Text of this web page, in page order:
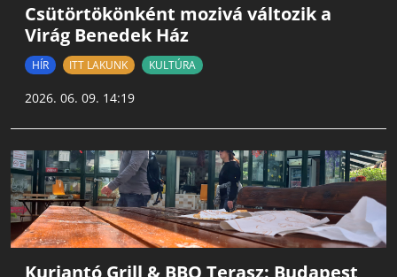
Csütörtökönként mozivá változik a
Virág Benedek Ház
HÍR ITT LAKUNK KULTÚRA
2026. 06. 09. 14:19
Kurjantó Grill & BBQ Terasz: Budapest